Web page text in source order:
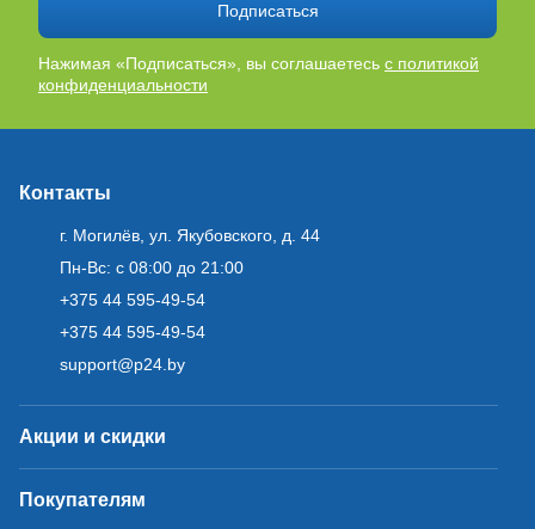
Подписаться
Нажимая «Подписаться», вы соглашаетесь с политикой
конфиденциальности
Контакты
г. Могилёв, ул. Якубовского, д. 44
Пн-Вс: с 08:00 до 21:00
+375 44 595-49-54
+375 44 595-49-54
support@p24.by
Акции и скидки
Покупателям